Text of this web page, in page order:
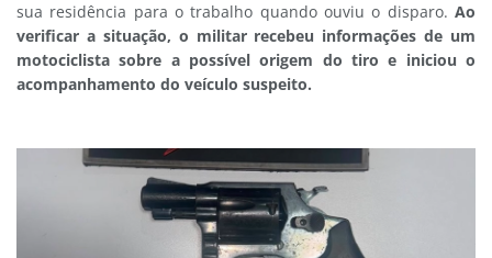
sua residência para o trabalho quando ouviu o disparo. Ao
verificar a situação, o militar recebeu informações de um
motociclista sobre a possível origem do tiro e iniciou o
acompanhamento do veículo suspeito.